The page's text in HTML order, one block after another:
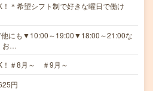
＊希望シフト制で好きな曜日で働け
他にも▼10:00～19:00▼18:00～21:00な
お…
！＃8月～ ＃9月～
円